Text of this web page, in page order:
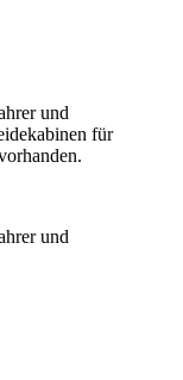
und
für
und